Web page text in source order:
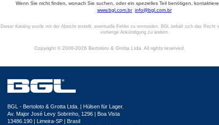
Wenn Sie nicht finden, wonach Sie suchen, oder ein spezielles Teil benötigen,
www.bgl.com.br info@bgl.com.br
Dieser Katalog wurde mit der Absicht erstellt, eventuelle Fehler zu vermeiden. BGL behält sich das Recht
vorherige Ankündigung zu ändern.
Copyright © 2006-2026 Bertoloto & Grotta Ltda. All rights reserved.
BGL - Bertoloto & Grotta Ltda. | Hülsen für Lager.
Av. Major José Levy Sobrinho, 1296 | Boa Vista
13486.190 | Limeira-SP | Brasil